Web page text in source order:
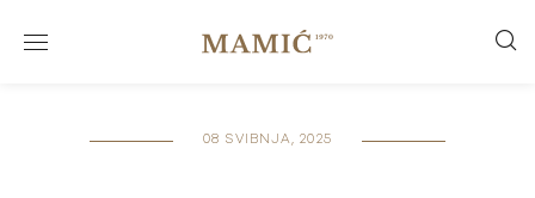
08 SVIBNJA, 2025